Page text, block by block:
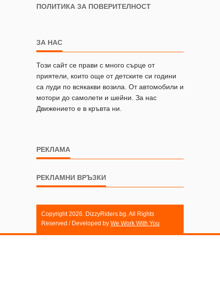
ПОЛИТИКА ЗА ПОВЕРИТЕЛНОСТ
ЗА НАС
Този сайт се прави с много сърце от
приятели, които още от детските си години
са луди по всякакви возила. От автомобили и
мотори до самолети и шейни. За нас
Движението е в кръвта ни.
РЕКЛАМА
РЕКЛАМНИ ВРЪЗКИ
Copyright 2026. DizzyRiders.bg. All Rights
Reserved / Developed by We Work With You